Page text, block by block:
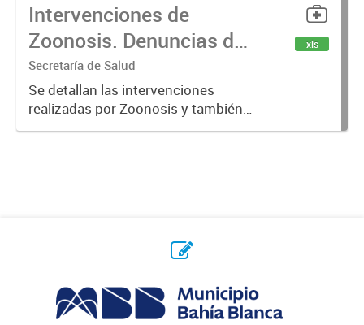
Intervenciones de
Zoonosis. Denuncias de
Mordeduras de Caninos
y Felinos
Secretaría de Salud
Se detallan las intervenciones
realizadas por Zoonosis y también
denuncias realizadas de
xls